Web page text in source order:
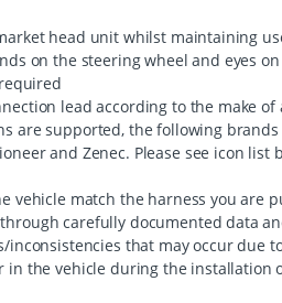
head unit whilst maintaining
on the steering wheel and eyes
lead according to the make
are supported, the following
and Zenec. Please see icon
vehicle match the harness you are
carefully documented data
that may occur due
in the vehicle during the installation